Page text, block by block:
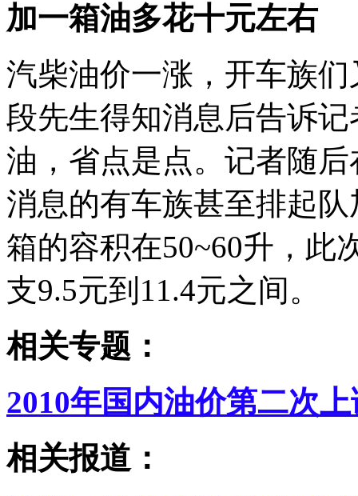
加一箱油多花十元左右
汽柴油价一涨，开车族
段先生得知消息后告诉
油，省点是点。记者随
消息的有车族甚至排起
箱的容积在50~60升，此
支9.5元到11.4元之间。
相关专题：
2010年国内油价第二次
相关报道：